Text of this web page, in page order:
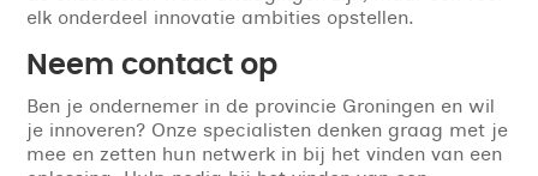
elk onderdeel innovatie ambities opstellen.
Neem contact op
Ben je ondernemer in de provincie Groningen en wil
je innoveren? Onze specialisten denken graag met je
mee en zetten hun netwerk in bij het vinden van een